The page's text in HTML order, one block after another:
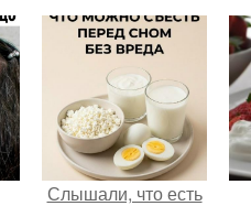
Слышали, что есть